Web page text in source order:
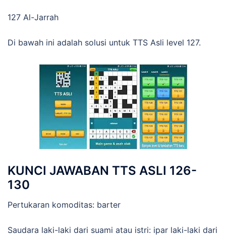
127 Al-Jarrah
Di bawah ini adalah solusi untuk TTS Asli level 127.
KUNCI JAWABAN TTS ASLI 126-
130
Pertukaran komoditas: barter
Saudara laki-laki dari suami atau istri: ipar laki-laki dari